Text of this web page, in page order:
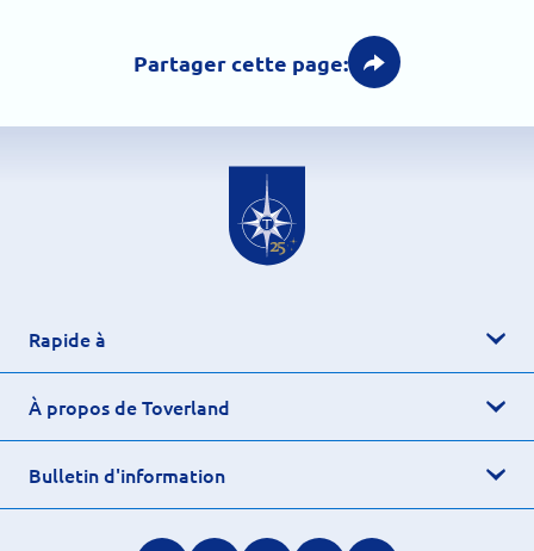
Partager cette page:
Rapide à
À propos de Toverland
Bulletin d'information